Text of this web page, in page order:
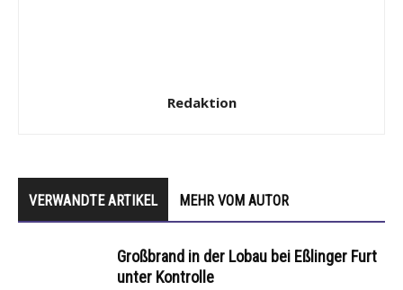
Redaktion
VERWANDTE ARTIKEL MEHR VOM AUTOR
Großbrand in der Lobau bei Eßlinger Furt
unter Kontrolle